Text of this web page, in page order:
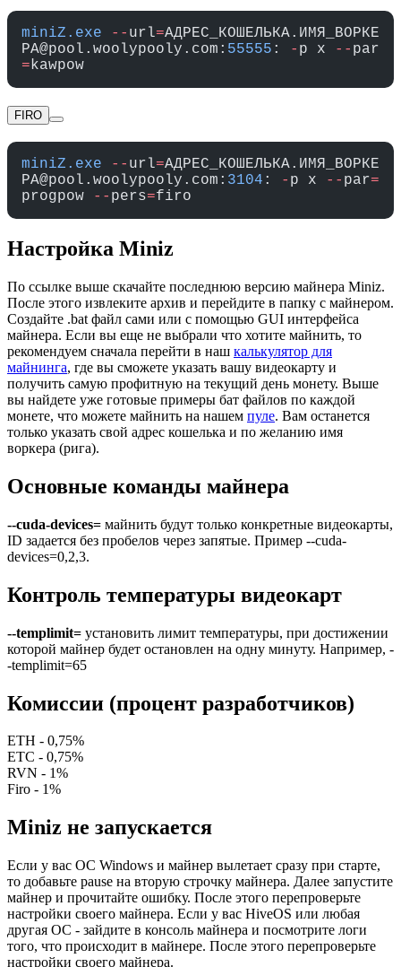
miniZ.exe -- url=АДРЕС_КОШЕЛЬКА.ИМЯ_ВОРКЕ
РА@pool.woolypooly.com: 55555 : - p x -- par
=kawpow
FIRO
miniZ.exe -- url=АДРЕС_КОШЕЛЬКА.ИМЯ_ВОРКЕ
РА@pool.woolypooly.com: 3104 : - p x -- par=
progpow
-- pers=firo
Настройка Miniz
По ссылке выше скачайте последнюю версию майнера Miniz.
После этого извлеките архив и перейдите в папку с майнером.
Создайте .bat файл сами или с помощью GUI интерфейса
майнера. Если вы еще не выбрали что хотите майнить, то
рекомендуем сначала перейти в наш калькулятор для
майнинга, где вы сможете указать вашу видеокарту и
получить самую профитную на текущий день монету. Выше
вы найдете уже готовые примеры бат файлов по каждой
монете, что можете майнить на нашем пуле. Вам останется
только указать свой адрес кошелька и по желанию имя
воркера (рига).
Основные команды майнера
--cuda-devices= майнить будут только конкретные видеокарты,
ID задается без пробелов через запятые. Пример --cuda-
devices=0,2,3.
Контроль температуры видеокарт
--templimit= установить лимит температуры, при достижении
которой майнер будет остановлен на одну минуту. Например, -
-templimit=65
Комиссии (процент разработчиков)
ETH - 0,75%
ETC - 0,75%
RVN - 1%
Firo - 1%
Miniz не запускается
Если у вас ОС Windows и майнер вылетает сразу при старте,
то добавьте pause на вторую строчку майнера. Далее запустите
майнер и прочитайте ошибку. После этого перепроверьте
настройки своего майнера. Если у вас HiveOS или любая
другая ОС - зайдите в консоль майнера и посмотрите логи
того, что происходит в майнере. После этого перепроверьте
настройки своего майнера.